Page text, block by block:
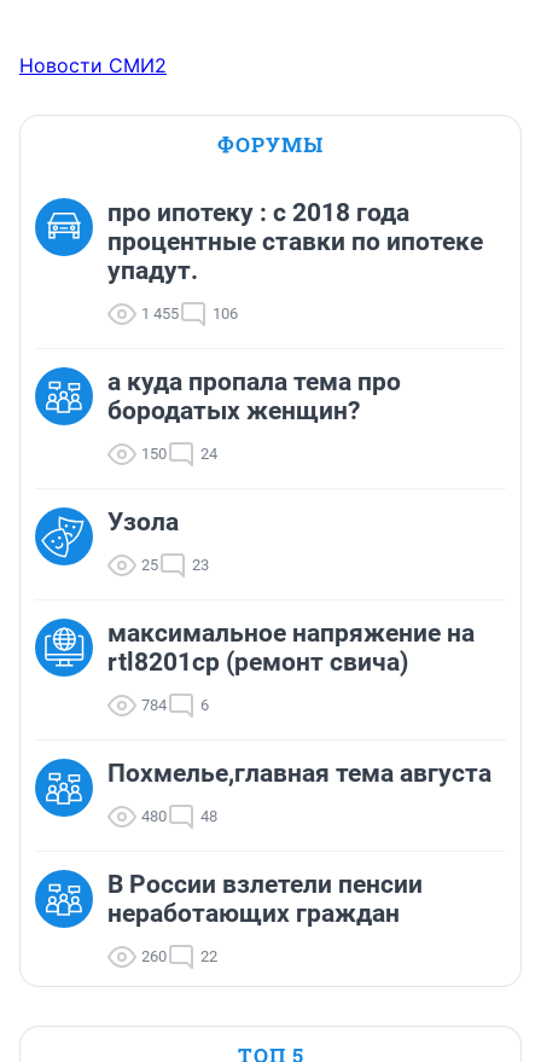
Новости СМИ2
ФОРУМЫ
про ипотеку : с 2018 года
процентные ставки по ипотеке
упадут.
1 455 106
а куда пропала тема про
бородатых женщин?
150 24
Узола
25 23
максимальное напряжение на
rtl8201cp (ремонт свича)
784 6
Похмелье,главная тема августа
480 48
В России взлетели пенсии
неработающих граждан
260 22
ТОП 5